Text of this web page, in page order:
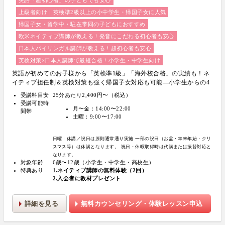
上級者向け｜英検準2級以上の小中学生・帰国子女に人気
帰国子女・留学中・駐在帯同の子どもにおすすめ
欧米ネイティブ講師が教える！発音にこだわる初心者も安心
日本人バイリンガル講師が教える！超初心者も安心
英検対策×日本人講師で最短合格！小学生・中学生向け
英語が初めてのお子様から「英検準1級」「海外校合格」の実績も！ネ
イティブ担任制＆英検対策も強く帰国子女対応も可能―小学生からの4
技能本格英会話『Brightly for Kids｜ブライトリー』
受講料目安
25分あたり2,400円〜（税込）
受講可能時
間帯
月〜金：14:00〜22:00
土曜：9:00〜17:00
日曜：休講／祝日は原則通常通り実施 一部の祝日（お盆・年末年始・クリ
スマス等）は休講となります。
祝日・休暇取得時は代講または振替対応と
なります。
対象年齢
6歳〜12歳（小学生・中学生・高校生）
特典あり
1.ネイティブ講師の無料体験（2回）
2.入会者に教材プレゼント
詳細を見る 無料カウンセリング・体験レッスン申込